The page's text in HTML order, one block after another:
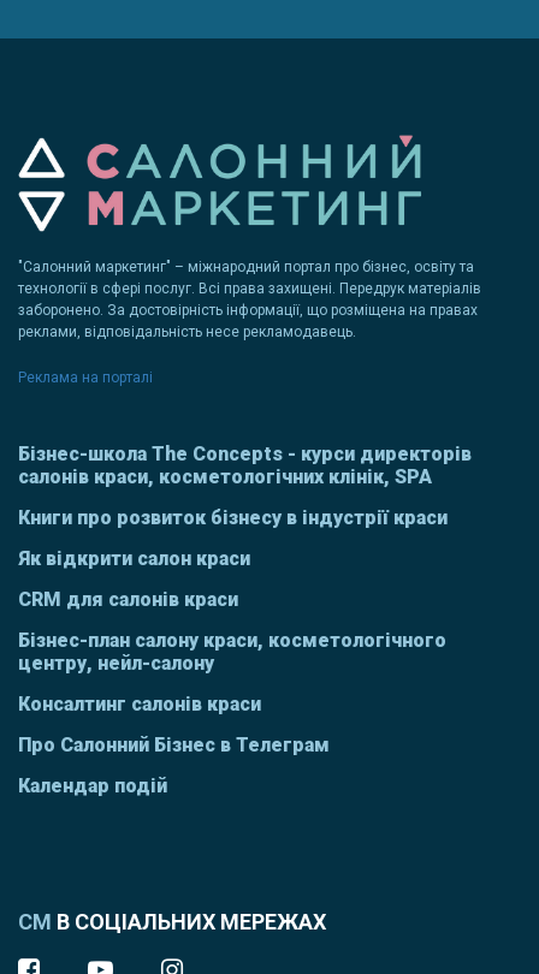
"Салонний маркетинг" – міжнародний портал про бізнес, освіту та
технології в сфері послуг. Всі права захищені. Передрук матеріалів
заборонено. За достовірність інформації, що розміщена на правах
реклами, відповідальність несе рекламодавець.
Реклама на порталі
Бізнес-школа The Concepts - курси директорів
салонів краси, косметологічних клінік, SPA
Книги про розвиток бізнесу в індустрії краси
Як відкрити салон краси
CRM для салонів краси
Бізнес-план салону краси, косметологічного
центру, нейл-салону
Консалтинг салонів краси
Про Салонний Бізнес в Телеграм
Календар подій
СМ В СОЦІАЛЬНИХ МЕРЕЖАХ